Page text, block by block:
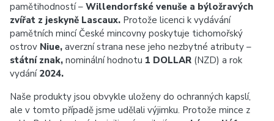
pamětihodností – Willendorfské venuše a býložravých
zvířat z jeskyně Lascaux. Protože licenci k vydávání
pamětních mincí České mincovny poskytuje tichomořský
ostrov Niue, averzní strana nese jeho nezbytné atributy –
státní znak, nominální hodnotu 1 DOLLAR (NZD) a rok
vydání 2024.
Naše produkty jsou obvykle uloženy do ochranných kapslí,
ale v tomto případě jsme udělali výjimku. Protože mince z